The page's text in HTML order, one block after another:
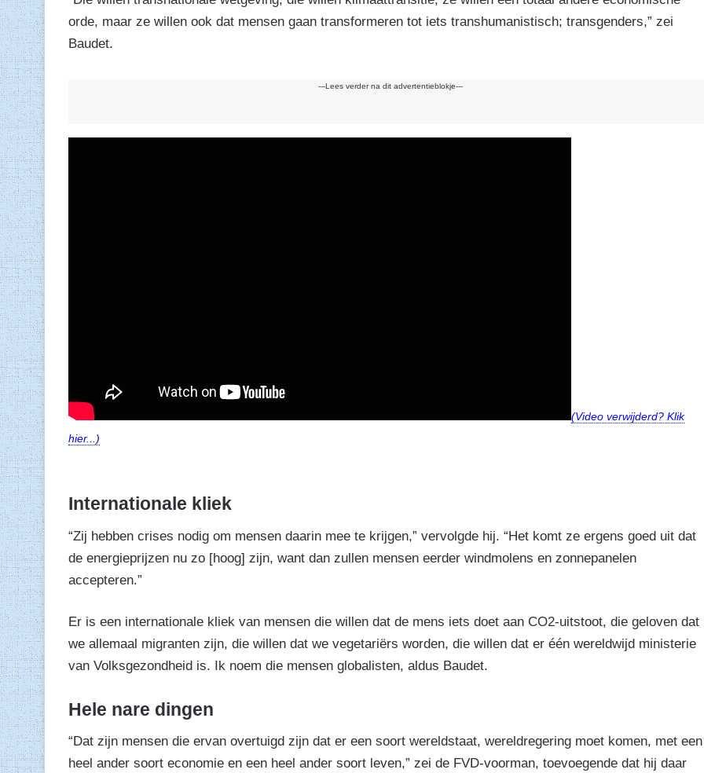
orde, maar ze willen ook dat mensen gaan transformeren tot iets transhumanistisch; transgenders,” zei
Baudet.
---Lees verder na dit advertentieblokje---
(Video verwijderd? Klik
hier...)
Internationale kliek
“Zij hebben crises nodig om mensen daarin mee te krijgen,” vervolgde hij. “Het komt ze ergens goed uit dat
de energieprijzen nu zo [hoog] zijn, want dan zullen mensen eerder windmolens en zonnepanelen
accepteren.”
Er is een internationale kliek van mensen die willen dat de mens iets doet aan CO2-uitstoot, die geloven dat
we allemaal migranten zijn, die willen dat we vegetariërs worden, die willen dat er één wereldwijd ministerie
van Volksgezondheid is. Ik noem die mensen globalisten, aldus Baudet.
Hele nare dingen
“Dat zijn mensen die ervan overtuigd zijn dat er een soort wereldstaat, wereldregering moet komen, met een
heel ander soort economie en een heel ander soort leven,” zei de FVD-voorman, toevoegende dat hij daar